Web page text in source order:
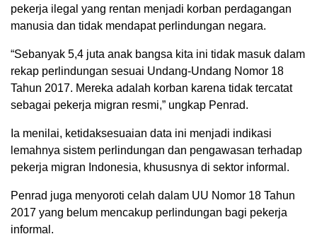
pekerja ilegal yang rentan menjadi korban perdagangan
manusia dan tidak mendapat perlindungan negara.
“Sebanyak 5,4 juta anak bangsa kita ini tidak masuk dalam
rekap perlindungan sesuai Undang-Undang Nomor 18
Tahun 2017. Mereka adalah korban karena tidak tercatat
sebagai pekerja migran resmi,” ungkap Penrad.
Ia menilai, ketidaksesuaian data ini menjadi indikasi
lemahnya sistem perlindungan dan pengawasan terhadap
pekerja migran Indonesia, khususnya di sektor informal.
Penrad juga menyoroti celah dalam UU Nomor 18 Tahun
2017 yang belum mencakup perlindungan bagi pekerja
informal.